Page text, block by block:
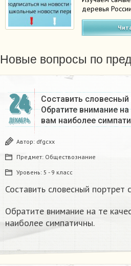
деревья России
Новые вопросы по
24
ДЕКАБРЬ
Составить словесный
Обратите внимание
вам наиболее
Автор: dfgcxx
Предмет: Обществознание
Уровень: 5 - 9 класс
Составить словесный портрет
Обратите внимание на те
наиболее симпатичны.